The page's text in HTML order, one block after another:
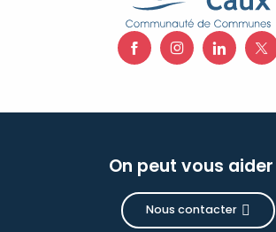
On peut vous aider
Nous contacter